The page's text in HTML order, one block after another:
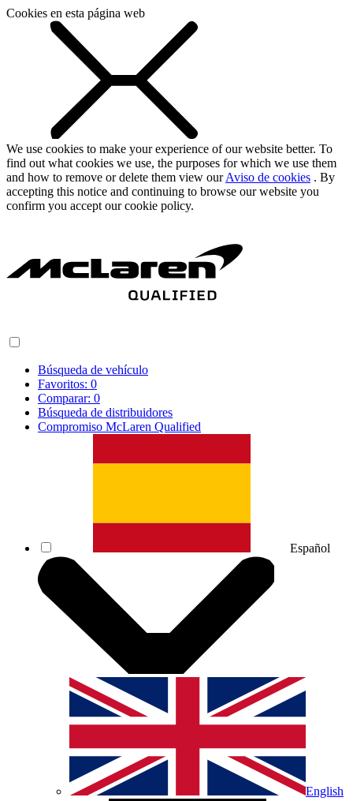
Cookies en esta página web
We use cookies to make your experience of our website better. To
find out what cookies we use, the purposes for which we use them
and how to remove or delete them view ourAviso de cookies . By
accepting this notice and continuing to browse our website you
confirm you accept our cookie policy.
Búsqueda de vehículo
Favoritos: 0
Comparar: 0
Búsqueda de distribuidores
Compromiso McLaren Qualified
Español
English